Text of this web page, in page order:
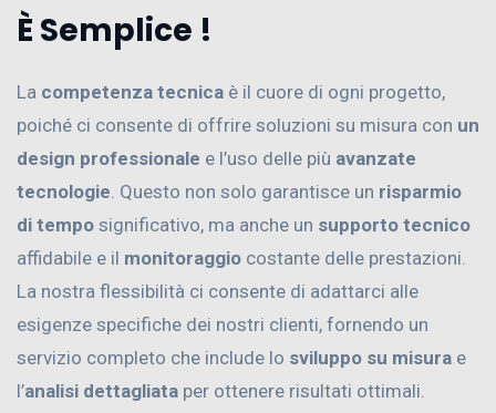
È Semplice !
La competenza tecnica è il cuore di ogni progetto,
poiché ci consente di offrire soluzioni su misura con un
design professionale e l’uso delle più avanzate
tecnologie . Questo non solo garantisce un risparmio
di tempo significativo, ma anche un supporto tecnico
affidabile e il monitoraggio costante delle prestazioni.
La nostra flessibilità ci consente di adattarci alle
esigenze specifiche dei nostri clienti, fornendo un
servizio completo che include lo sviluppo su misura e
l’analisi dettagliata per ottenere risultati ottimali.